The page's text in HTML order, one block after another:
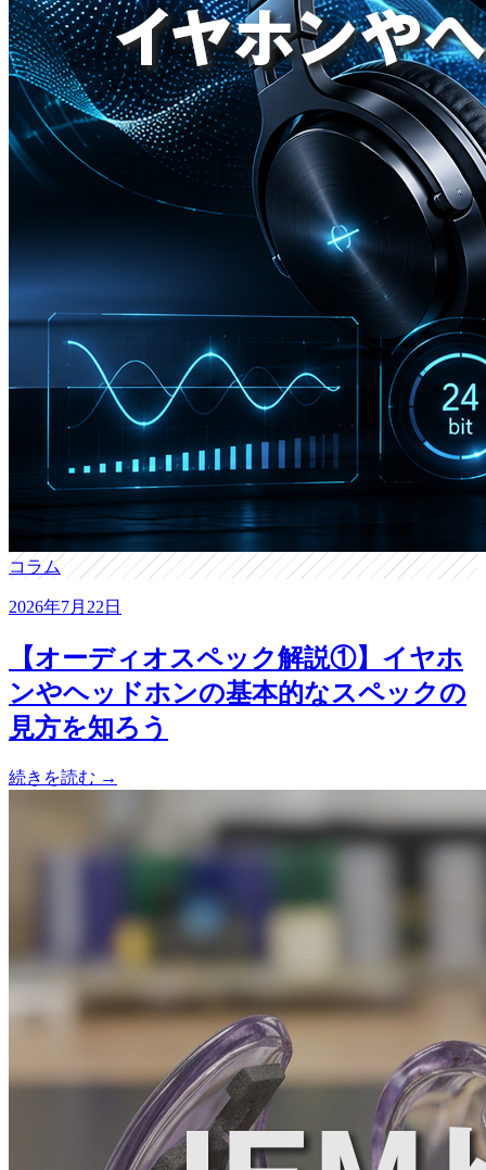
コラム
2026年7月22日
【オーディオスペック解説①】イヤホ
ンやヘッドホンの基本的なスペックの
見方を知ろう
続きを読む →